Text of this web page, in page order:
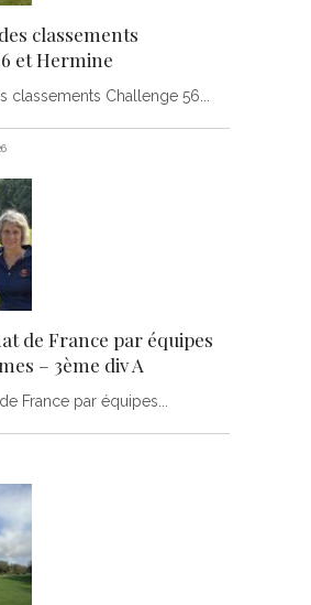
classements
et Hermine
classements Challenge 56
de France par équipes
– 3ème div A
France par équipes